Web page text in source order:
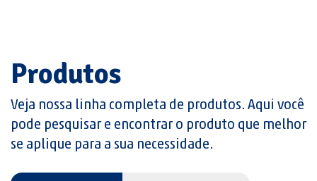
Produtos
Veja nossa linha completa de produtos. Aqui você
pode pesquisar e encontrar o produto que melhor
se aplique para a sua necessidade.